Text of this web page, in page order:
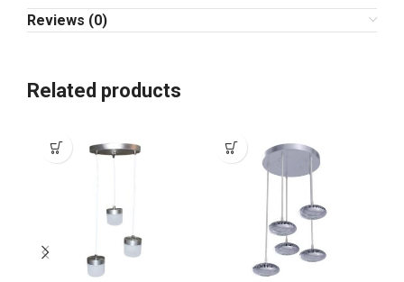
Reviews (0)
Related products